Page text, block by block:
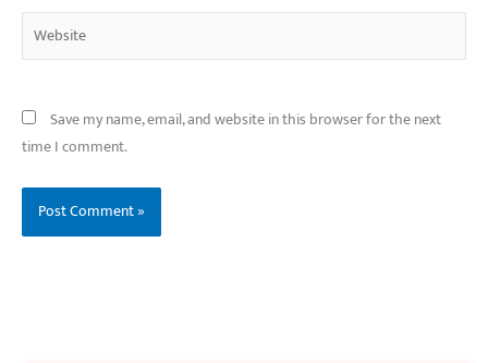
Website
Save my name, email, and website in this browser for the next
time I comment.